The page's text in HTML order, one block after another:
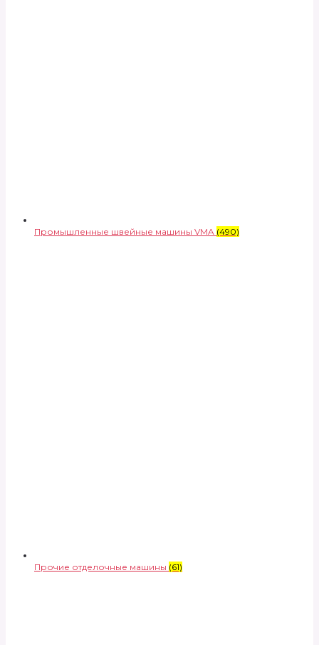
Промышленные швейные машины VMA (490)
Прочие отделочные машины (61)